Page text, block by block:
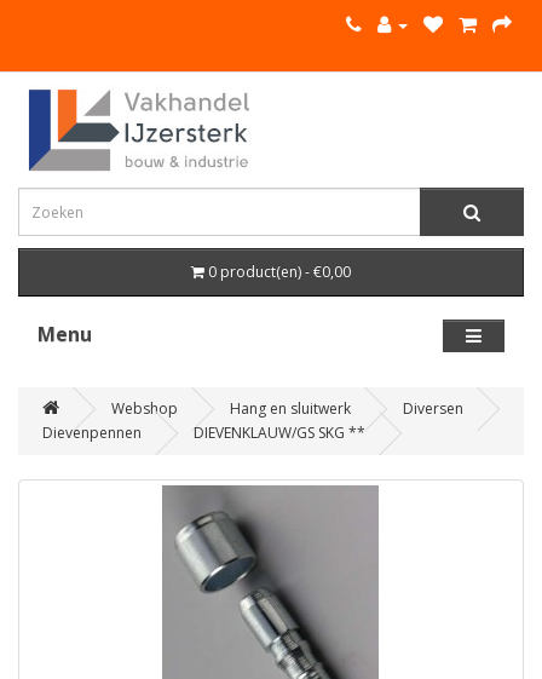
0 product(en) - €0,00
Menu
Webshop Hang en sluitwerk
Diversen
Dievenpennen
DIEVENKLAUW/GS SKG **